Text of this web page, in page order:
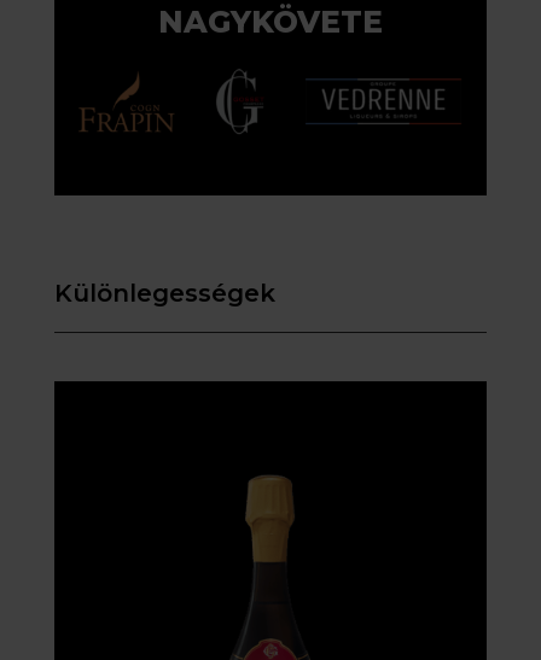
NAGYKÖVETE
Különlegességek